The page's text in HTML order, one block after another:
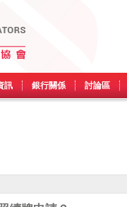
訊 銀行關係 討論區